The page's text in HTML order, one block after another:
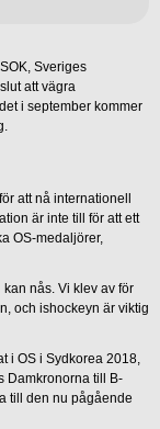
Sveriges
att vägra
i september kommer
att nå internationell
är inte till för att ett
OS-medaljörer,
nås. Vi klev av för
och ishockeyn är viktig
i OS i Sydkorea 2018,
Damkronorna till B-
till den nu pågående